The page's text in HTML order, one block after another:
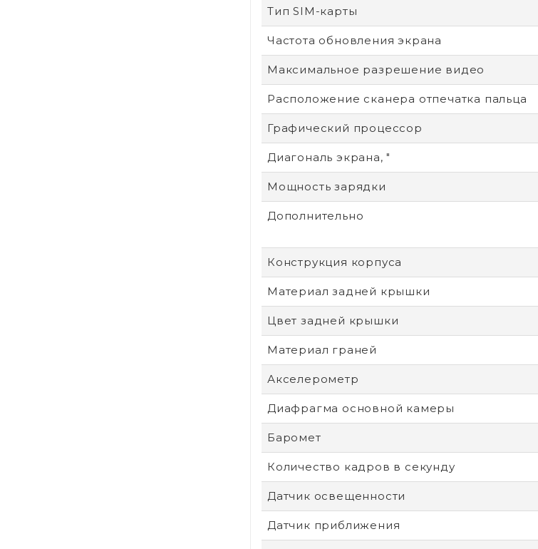
Тип SIM-карты
Частота обновления экрана
Максимальное разрешение видео
Расположение сканера отпечатка пальца
Графический процессор
Диагональ экрана, "
Мощность зарядки
Дополнительно
Конструкция корпуса
Материал задней крышки
Цвет задней крышки
Материал граней
Акселерометр
Диафрагма основной камеры
Баромет
Количество кадров в секунду
Датчик освещенности
Датчик приближения